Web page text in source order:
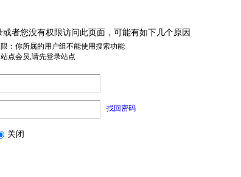
或者您没有权限访问此页面，可能有如下几个原因
：你所属的用户组不能使用搜索功能
点会员,请先登录站点
找回密码
关闭